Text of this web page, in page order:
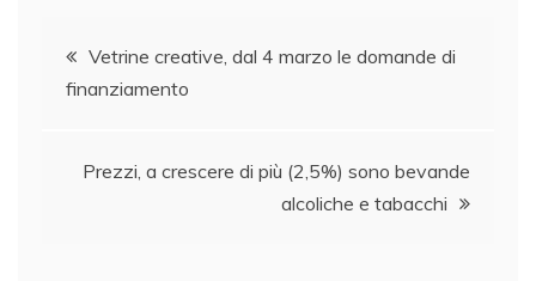
b
o
k
dI
n
A
vi
Navigazione
articoli
Vetrine creative, dal 4 marzo le domande di
finanziamento
Prezzi, a crescere di più (2,5%) sono bevande
alcoliche e tabacchi